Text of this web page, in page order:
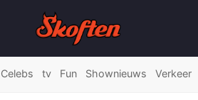
Celebs tv Fun Shownieuws Verkeer